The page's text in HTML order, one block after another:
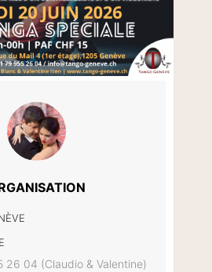
26 04 (Claudio & Valentine)